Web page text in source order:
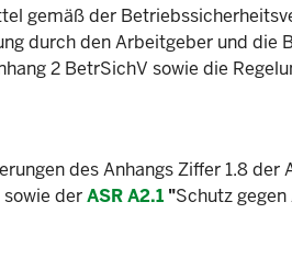
gemäß der
durch den Arbeitgeber und die
2 BetrSichV sowie die
des Anhangs Ziffer 1.8
derASR A2.1 "Schutz